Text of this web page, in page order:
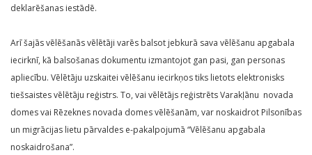
deklarēšanas iestādē.
Arī šajās vēlēšanās vēlētāji varēs balsot jebkurā sava vēlēšanu apgabala
iecirknī, kā balsošanas dokumentu izmantojot gan pasi, gan personas
apliecību. Vēlētāju uzskaitei vēlēšanu iecirkņos tiks lietots elektronisks
tiešsaistes vēlētāju reģistrs. To, vai vēlētājs reģistrēts Varakļānu novada
domes vai Rēzeknes novada domes vēlēšanām, var noskaidrot Pilsonības
un migrācijas lietu pārvaldes e-pakalpojumā “Vēlēšanu apgabala
noskaidrošana”.